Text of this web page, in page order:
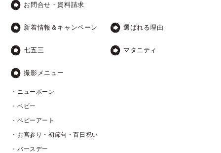
お問合せ・資料請求
新着情報＆キャンペーン 選ばれる理由
七五三 マタニティ
撮影メニュー
・ニューボーン
・ベビー
・ベビーアート
・お宮参り・初節句・百日祝い
・バースデー